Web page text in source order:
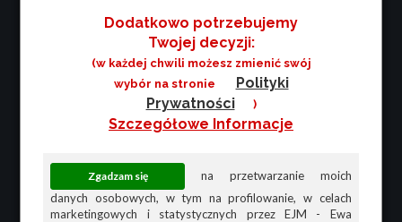
Dodatkowo potrzebujemy
Twojej decyzji:
(w każdej chwili możesz zmienić swój
wybór na stronie
Polityki
Prywatności
)
Szczegółowe Informacje
na przetwarzanie moich
danych osobowych, w tym na profilowanie, w celach
marketingowych i statystycznych przez EJM - Ewa